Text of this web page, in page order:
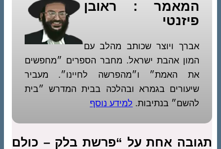
המאמר : ראובן
פיזנטי
אברך ויוצר שכותב מהלב עם
המון אהבת ישראל. מחבר הספרים ״מחפשים
את האמת״ ו״מהפרשה לחיינו״. מעביר
שיעורים בגמרא ובהלכה בבית המדרש ״בית
להשם״ בנתיבות. למידע נוסף
תגובה אחת על “פרשת בלק – כולם